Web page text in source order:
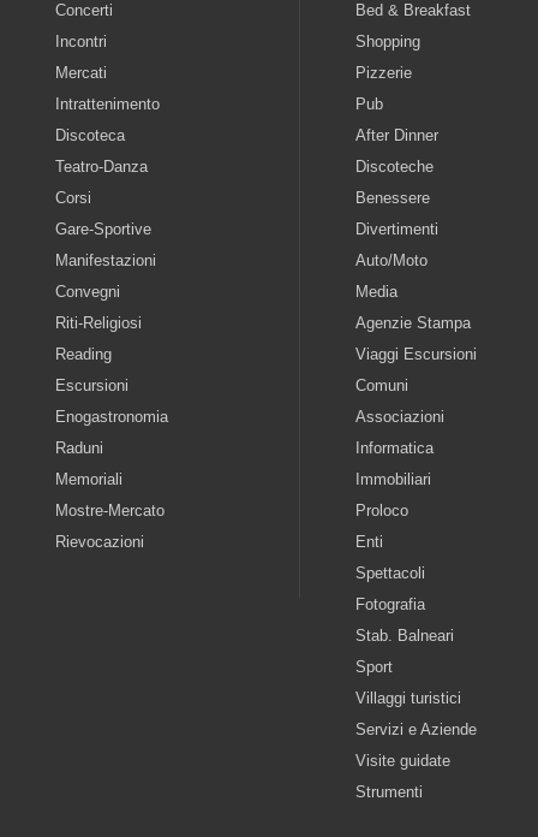
Concerti
Incontri
Mercati
Intrattenimento
Discoteca
Teatro-Danza
Corsi
Gare-Sportive
Manifestazioni
Convegni
Riti-Religiosi
Reading
Escursioni
Enogastronomia
Raduni
Memoriali
Mostre-Mercato
Rievocazioni
Bed & Breakfast
Shopping
Pizzerie
Pub
After Dinner
Discoteche
Benessere
Divertimenti
Auto/Moto
Media
Agenzie Stampa
Viaggi Escursioni
Comuni
Associazioni
Informatica
Immobiliari
Proloco
Enti
Spettacoli
Fotografia
Stab. Balneari
Sport
Villaggi turistici
Servizi e Aziende
Visite guidate
Strumenti